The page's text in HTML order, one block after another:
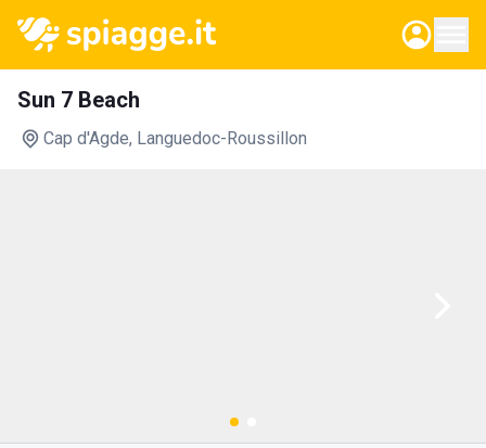
Sun 7 Beach
Cap d'Agde, Languedoc-Roussillon